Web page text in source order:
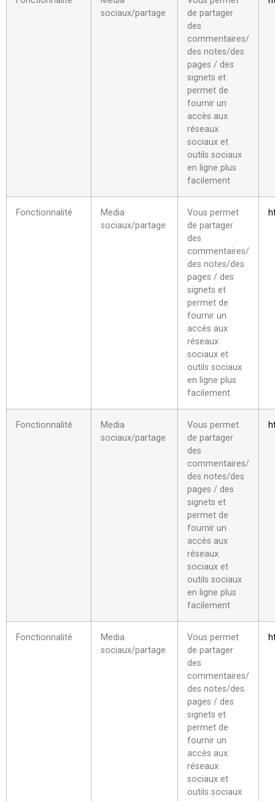
sociaux/partage
de partager
des
commentaires/
des notes/des
pages / des
signets et
permet de
fournir un
accès aux
réseaux
sociaux et
outils sociaux
en ligne plus
facilement
Fonctionnalité
Media
sociaux/partage
Vous permet
de partager
des
commentaires/
des notes/des
pages / des
signets et
permet de
fournir un
accès aux
réseaux
sociaux et
outils sociaux
en ligne plus
facilement
Fonctionnalité
Media
sociaux/partage
Vous permet
de partager
des
commentaires/
des notes/des
pages / des
signets et
permet de
fournir un
accès aux
réseaux
sociaux et
outils sociaux
en ligne plus
facilement
Fonctionnalité
Media
sociaux/partage
Vous permet
de partager
des
commentaires/
des notes/des
pages / des
signets et
permet de
fournir un
accès aux
réseaux
sociaux et
outils sociaux